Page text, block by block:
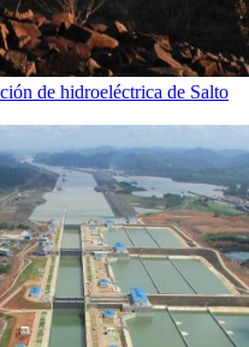
de hidroeléctrica de Salto